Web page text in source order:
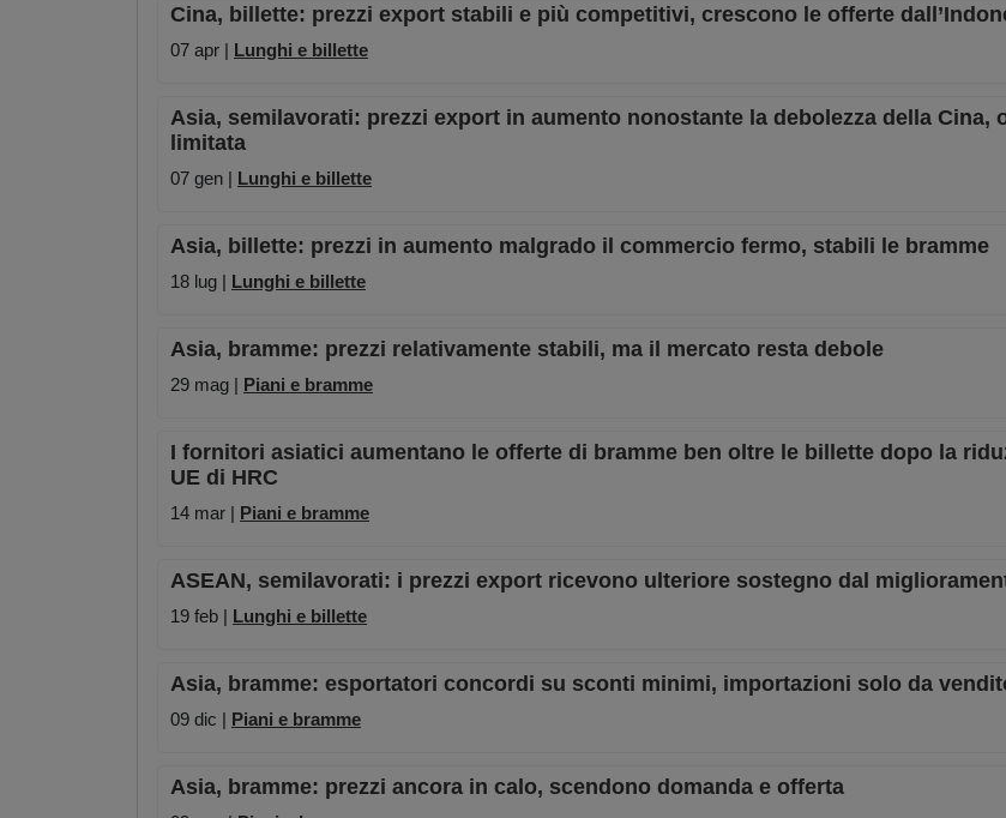
Cina, billette: prezzi export stabili e più competitivi, crescono le offerte
07 apr | Lunghi e billette
Asia, semilavorati: prezzi export in aumento nonostante la debolezza della Cina,
limitata
07 gen | Lunghi e billette
Asia, billette: prezzi in aumento malgrado il commercio fermo, stabili le bramme
18 lug | Lunghi e billette
Asia, bramme: prezzi relativamente stabili, ma il mercato resta debole
29 mag | Piani e bramme
I fornitori asiatici aumentano le offerte di bramme ben oltre le billette dopo la
UE di HRC
14 mar | Piani e bramme
ASEAN, semilavorati: i prezzi export ricevono ulteriore sostegno dal
19 feb | Lunghi e billette
Asia, bramme: esportatori concordi su sconti minimi, importazioni solo da
09 dic | Piani e bramme
Asia, bramme: prezzi ancora in calo, scendono domanda e offerta